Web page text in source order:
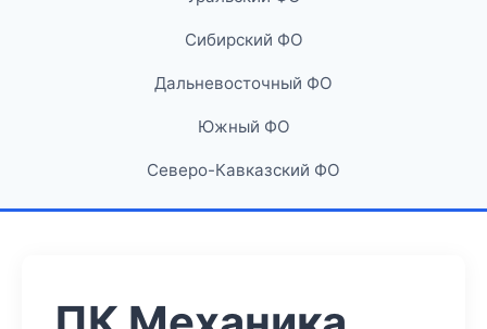
Сибирский ФО
Дальневосточный ФО
Южный ФО
Северо-Кавказский ФО